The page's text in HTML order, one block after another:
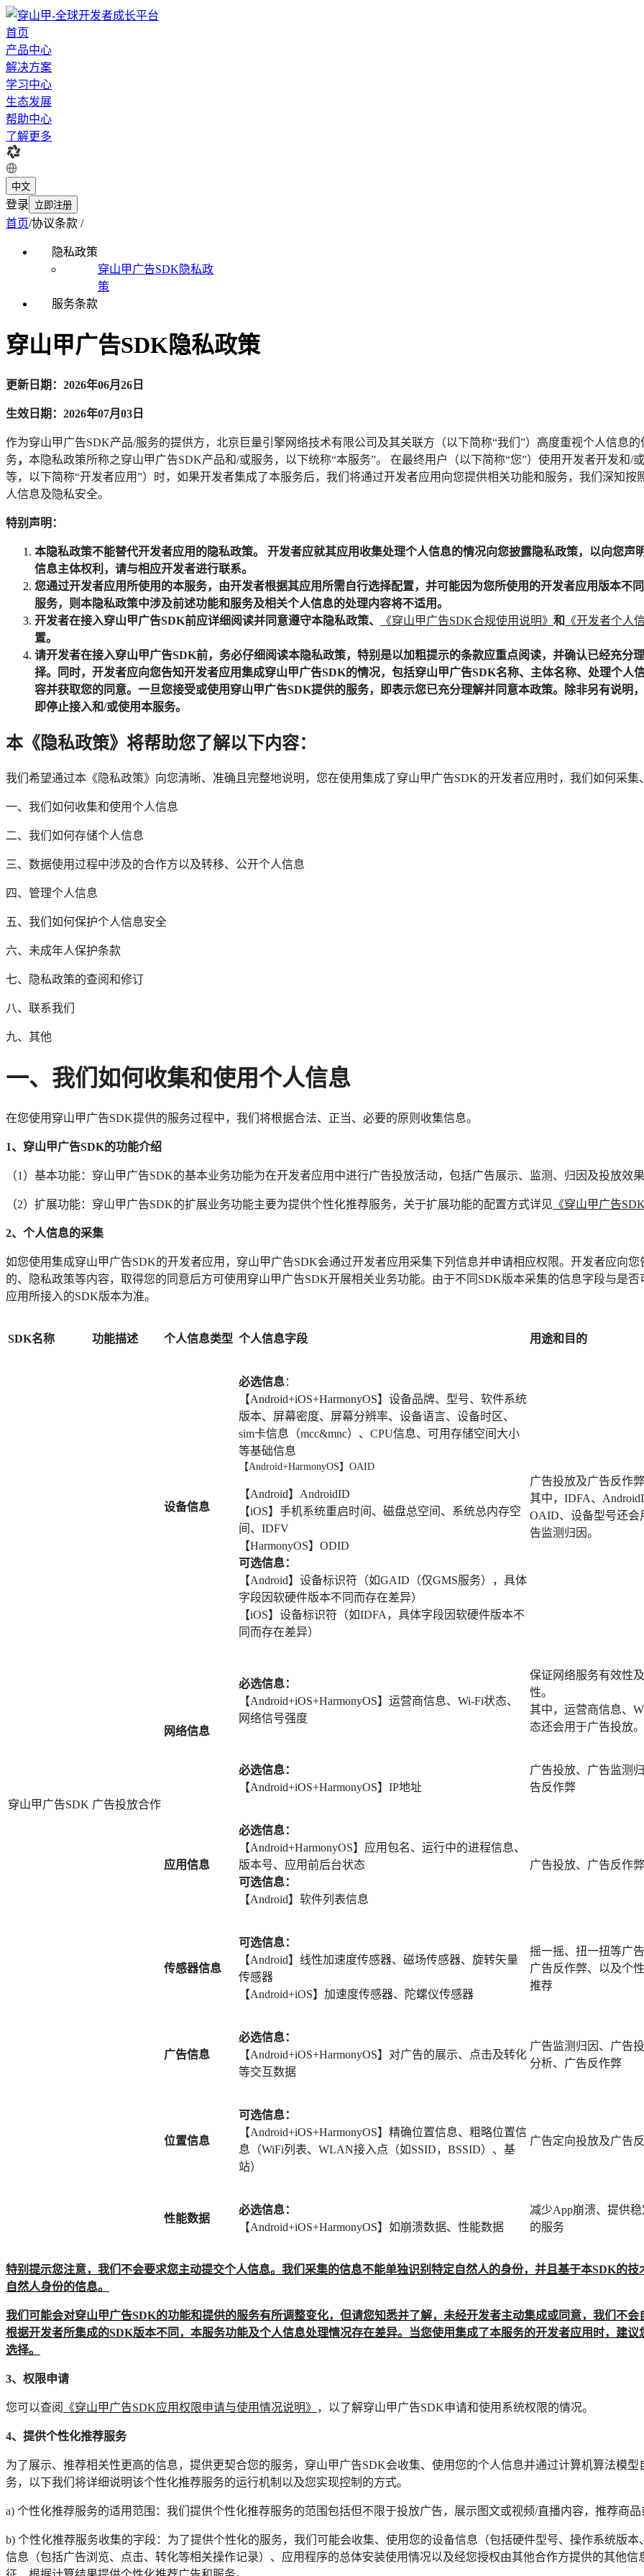
首页
产品中心
解决方案
学习中心
生态发展
帮助中心
了解更多
中文
登录 立即注册
首页/协议条款 /
隐私政策
穿山甲广告SDK隐私政
策
服务条款
穿山甲广告SDK隐私政策
更新日期：2026年06月26日
生效日期：2026年07月03日
作为穿山甲广告SDK产品/服务的提供方，北京巨量引擎网络技术有限公司及其关联方（以下简称“我们”）高度重视个人信息
务， 本隐私政策所称之穿山甲广告SDK产品和/或服务，以下统称“本服务”。 在最终用户（以下简称“您”）使用开发者开发和/
等，以下简称“开发者应用”）时，如果开发者集成了本服务后，我们将通过开发者应用向您提供相关功能和服务，我们深知
人信息及隐私安全。
特别声明：
本隐私政策不能替代开发者应用的隐私政策。 开发者应就其应用收集处理个人信息的情况向您披露隐私政策，以向您
信息主体权利，请与相应开发者进行联系。
您通过开发者应用所使用的本服务，由开发者根据其应用所需自行选择配置，并可能因为您所使用的开发者应用版本不
服务，则本隐私政策中涉及前述功能和服务及相关个人信息的处理内容将不适用。
开发者在接入穿山甲广告SDK前应详细阅读并同意遵守本隐私政策、
《穿山甲广告SDK合规使用说明》 和 《开发者个人
置。
请开发者在接入穿山甲广告SDK前，务必仔细阅读本隐私政策，特别是以加粗提示的条款应重点阅读，并确认已经充分
择。同时，开发者应向您告知开发者应用集成穿山甲广告SDK的情况，包括穿山甲广告SDK名称、主体名称、处理个人
容并获取您的同意。一旦您接受或使用穿山甲广告SDK提供的服务，即表示您已充分理解并同意本政策。除非另有说明
即停止接入和/或使用本服务。
本《隐私政策》将帮助您了解以下内容：
我们希望通过本《隐私政策》向您清晰、准确且完整地说明，您在使用集成了穿山甲广告SDK的开发者应用时，我们如何采集
一、我们如何收集和使用个人信息
二、我们如何存储个人信息
三、数据使用过程中涉及的合作方以及转移、公开个人信息
四、管理个人信息
五、我们如何保护个人信息安全
六、未成年人保护条款
七、隐私政策的查阅和修订
八、联系我们
九、其他
一、我们如何收集和使用个人信息
在您使用穿山甲广告SDK提供的服务过程中，我们将根据合法、正当、必要的原则收集信息。
1、穿山甲广告SDK的功能介绍
（1）基本功能：穿山甲广告SDK的基本业务功能为在开发者应用中进行广告投放活动，包括广告展示、监测、归因及投放效果
（2）扩展功能：穿山甲广告SDK的扩展业务功能主要为提供个性化推荐服务，关于扩展功能的配置方式详见 《穿山甲广告
2、个人信息的采集
如您使用集成穿山甲广告SDK的开发者应用，穿山甲广告SDK会通过开发者应用采集下列信息并申请相应权限。开发者应向
的、隐私政策等内容，取得您的同意后方可使用穿山甲广告SDK开展相关业务功能。由于不同SDK版本采集的信息字段与是
应用所接入的SDK版本为准。
SDK名称 功能描述 个人信息类型 个人信息字段 用途和目的
穿山甲广告SDK 广告投放合作
设备信息
必选信息：
【Android+iOS+HarmonyOS】设备品牌、型号、软件系统
版本、屏幕密度、屏幕分辨率、设备语言、设备时区、
sim卡信息（mcc&mnc）、CPU信息、可用存储空间大小
等基础信息
【Android+HarmonyOS】OAID
【Android】AndroidID
【iOS】手机系统重启时间、磁盘总空间、系统总内存空
间、IDFV
【HarmonyOS】ODID
可选信息：
【Android】设备标识符（如GAID（仅GMS服务），具体
字段因软硬件版本不同而存在差异）
【iOS】设备标识符（如IDFA，具体字段因软硬件版本不
同而存在差异）
广告投放及广告反作弊
其中，IDFA、
OAID、设备型号还会
告监测归因。
网络信息
必选信息：
【Android+iOS+HarmonyOS】运营商信息、Wi-Fi状态、
网络信号强度
保证网络服务有效性
性。
其中，运营商信息、
态还会用于广告投放。
必选信息：
【Android+iOS+HarmonyOS】IP地址
广告投放、广告监测
告反作弊
应用信息
必选信息：
【Android+HarmonyOS】应用包名、运行中的进程信息、
版本号、应用前后台状态
可选信息：
【Android】软件列表信息
广告投放、广告反作弊
传感器信息
可选信息：
【Android】线性加速度传感器、磁场传感器、旋转矢量
传感器
【Android+iOS】加速度传感器、陀螺仪传感器
摇一摇、扭一扭等广告
广告反作弊、以及个
推荐
广告信息
必选信息：
【Android+iOS+HarmonyOS】对广告的展示、点击及转化
等交互数据
广告监测归因、广告
分析、广告反作弊
位置信息
可选信息：
【Android+iOS+HarmonyOS】精确位置信息、粗略位置信
息（WiFi列表、WLAN接入点（如SSID，BSSID）、基
站）
广告定向投放及广告反
性能数据
必选信息：
【Android+iOS+HarmonyOS】如崩溃数据、性能数据
减少App崩溃、提供
的服务
特别提示您注意，我们不会要求您主动提交个人信息。我们采集的信息不能单独识别特定自然人的身份，并且基于本SDK的
自然人身份的信息。
我们可能会对穿山甲广告SDK的功能和提供的服务有所调整变化，但请您知悉并了解，未经开发者主动集成或同意，我们不
根据开发者所集成的SDK版本不同，本服务功能及个人信息处理情况存在差异。当您使用集成了本服务的开发者应用时，建
选择。
3、权限申请
您可以查阅 《穿山甲广告SDK应用权限申请与使用情况说明》 ，以了解穿山甲广告SDK申请和使用系统权限的情况。
4、提供个性化推荐服务
为了展示、推荐相关性更高的信息，提供更契合您的服务，穿山甲广告SDK会收集、使用您的个人信息并通过计算机算法模
务，以下我们将详细说明该个性化推荐服务的运行机制以及您实现控制的方式。
a) 个性化推荐服务的适用范围：我们提供个性化推荐服务的范围包括但不限于投放广告，展示图文或视频/直播内容，推荐商品
b) 个性化推荐服务收集的字段：为了提供个性化的服务，我们可能会收集、使用您的设备信息（包括硬件型号、操作系统版
信息（包括广告浏览、点击、转化等相关操作记录）、应用程序的总体安装使用情况以及经您授权由其他合作方提供的其他